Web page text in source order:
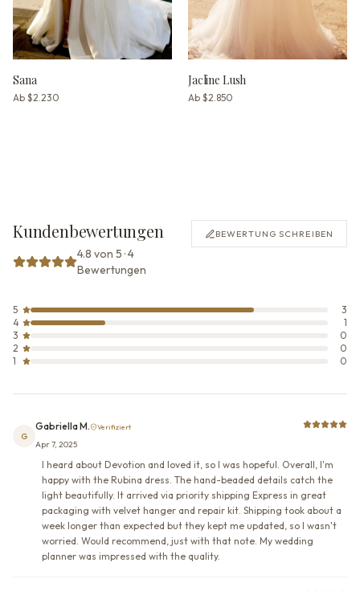
Sana
Ab $2.230
Jacline Lush
Ab $2.850
Kundenbewertungen
4.8 von 5 · 4
Bewertungen
BEWERTUNG SCHREIBEN
5
3
4
1
3
0
2
0
1
0
G
Gabriella M. Verifiziert
Apr 7, 2025
I heard about Devotion and loved it, so I was hopeful. Overall, I'm
happy with the Rubina dress. The hand-beaded details catch the
light beautifully. It arrived via priority shipping Express in great
packaging with velvet hanger and repair kit. Shipping took about a
week longer than expected but they kept me updated, so I wasn't
worried. Would recommend, just with that note. My wedding
planner was impressed with the quality.